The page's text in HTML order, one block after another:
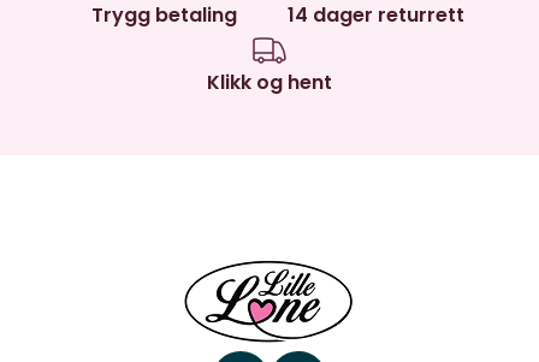
Trygg betaling 14 dager returrett
Klikk og hent